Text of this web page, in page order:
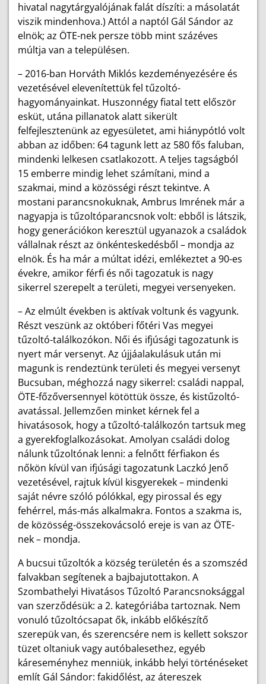
hivatal nagytárgyalójának falát díszíti: a másolatát
viszik mindenhova.) Attól a naptól Gál Sándor az
elnök; az ÖTE-nek persze több mint százéves
múltja van a településen.
– 2016-ban Horváth Miklós kezdeményezésére és
vezetésével elevenítettük fel tűzoltó-
hagyományainkat. Huszonnégy fiatal tett először
esküt, utána pillanatok alatt sikerült
felfejlesztenünk az egyesületet, ami hiánypótló volt
abban az időben: 64 tagunk lett az 580 fős faluban,
mindenki lelkesen csatlakozott. A teljes tagságból
15 emberre mindig lehet számítani, mind a
szakmai, mind a közösségi részt tekintve. A
mostani parancsnokuknak, Ambrus Imrének már a
nagyapja is tűzoltóparancsnok volt: ebből is látszik,
hogy generációkon keresztül ugyanazok a családok
vállalnak részt az önkénteskedésből – mondja az
elnök. És ha már a múltat idézi, emlékeztet a 90-es
évekre, amikor férfi és női tagozatuk is nagy
sikerrel szerepelt a területi, megyei versenyeken.
– Az elmúlt években is aktívak voltunk és vagyunk.
Részt veszünk az októberi főtéri Vas megyei
tűzoltó-találkozókon. Női és ifjúsági tagozatunk is
nyert már versenyt. Az újjáalakulásuk után mi
magunk is rendeztünk területi és megyei versenyt
Bucsuban, méghozzá nagy sikerrel: családi nappal,
ÖTE-főzőversennyel kötöttük össze, és kistűzoltó-
avatással. Jellemzően minket kérnek fel a
hivatásosok, hogy a tűzoltó-­találkozón tartsuk meg
a gyerekfoglalkozásokat. Amolyan családi dolog
nálunk tűzoltónak lenni: a felnőtt férfiakon és
nőkön kívül van ifjúsági tagozatunk Laczkó Jenő
vezetésével, rajtuk kívül kisgyerekek – mindenki
saját névre szóló pólókkal, egy pirossal és egy
fehérrel, más-más alkalmakra. Fontos a szakma is,
de közösség-összekovácsoló ereje is van az ÖTE-
nek – mondja.
A bucsui tűzoltók a község területén és a szomszéd
falvakban segítenek a bajbajutottakon. A
Szombathelyi Hivatásos Tűzoltó Parancsnoksággal
van szerződésük: a 2. kategóriába tartoznak. Nem
vonuló tűzoltócsapat ők, inkább előkészítő
szerepük van, és szerencsére nem is kellett sokszor
tüzet oltaniuk vagy autóbalesethez, egyéb
káreseményhez men­niük, inkább helyi történéseket
említ Gál Sándor: fakidőlést, az átereszek